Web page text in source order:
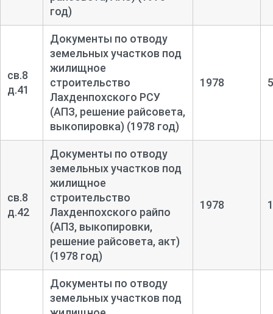
год)
св.8
д.41
Документы по отводу
земельных участков под
жилищное
строительство
Лахденпохского РСУ
(АПЗ, решение райсовета,
выкопировка) (1978 год)
1978 5
св.8
д.42
Документы по отводу
земельных участков под
жилищное
строительство
Лахденпохского райпо
(АП3, выкопировки,
решение райсовета, акт)
(1978 год)
1978
Документы по отводу
земельных участков под